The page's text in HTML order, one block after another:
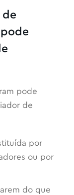
de
pode
de
por
ou por
do que